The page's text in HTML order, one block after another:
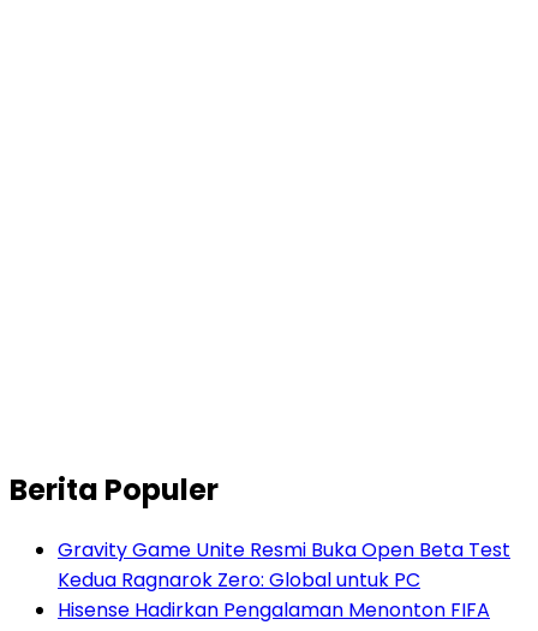
Berita Populer
Gravity Game Unite Resmi Buka Open Beta Test
Kedua Ragnarok Zero: Global untuk PC
Hisense Hadirkan Pengalaman Menonton FIFA